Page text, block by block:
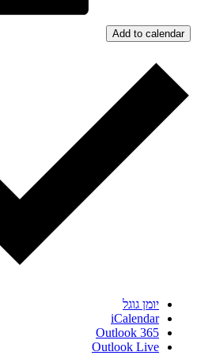
Add to calendar
יומן גוגל
iCalendar
Outlook 365
Outlook Live